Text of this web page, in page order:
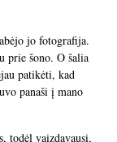
jo fotografija.
prie šono. O šalia
patikėti, kad
panaši į mano
todėl vaizdavausi,